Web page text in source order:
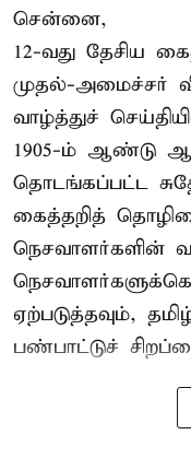
சென்னை,
12-வது தேசிய
முதல்-அமைச்சர்
வாழ்த்துச்
1905-ம் ஆண்டு
தொடங்கப்பட்ட
கைத்தறித்
நெசவாளர்களின்
ஏற்படுத்தவும்,
பண்பாட்டுச்